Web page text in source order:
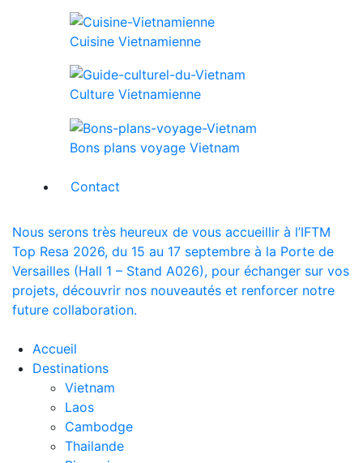
Cuisine Vietnamienne
Culture Vietnamienne
Bons plans voyage Vietnam
Contact
Nous serons très heureux de vous accueillir à l’IFTM
Top Resa 2026, du 15 au 17 septembre à la Porte de
Versailles (Hall 1 – Stand A026), pour échanger sur vos
projets, découvrir nos nouveautés et renforcer notre
future collaboration.
Accueil
Destinations
Vietnam
Laos
Cambodge
Thailande